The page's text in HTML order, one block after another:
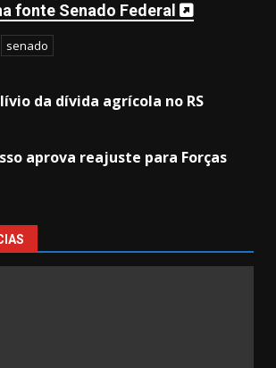
fonte Senado Federal
senado
da dívida agrícola no RS
aprova reajuste para Forças